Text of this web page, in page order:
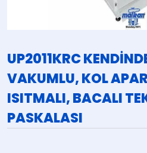
UP2011KRC
VAKUMLU, KOL
ISITMALI, BACALI
PASKALASI